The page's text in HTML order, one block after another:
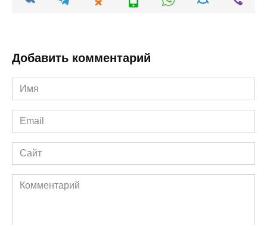
Добавить комментарий
Имя
*
Email
*
Сайт
Комментарий